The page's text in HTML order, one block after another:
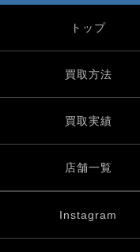
トップ
買取方法
買取実績
店舗一覧
Instagram